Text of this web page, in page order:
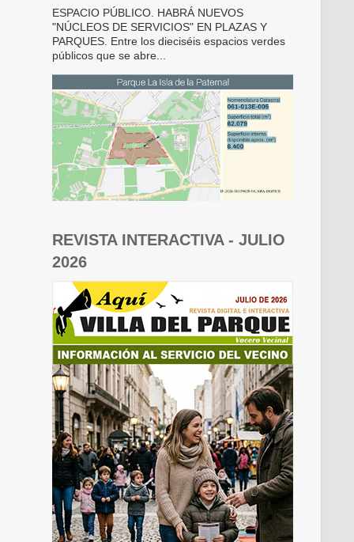
ESPACIO PÚBLICO. HABRÁ NUEVOS
"NÚCLEOS DE SERVICIOS" EN PLAZAS Y
PARQUES. Entre los dieciséis espacios verdes
públicos que se abre...
REVISTA INTERACTIVA - JULIO
2026